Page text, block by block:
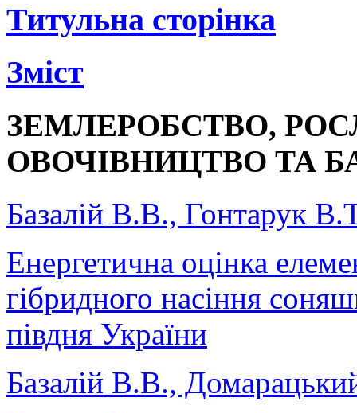
Титульна сторінка
Зміст
ЗЕМЛЕРОБСТВО,
ОВОЧІВНИЦТВО ТА
Базалій В.В., Гонтарук
Енергетична оцінка
гібридного насіння
півдня України
Базалій В.В.,